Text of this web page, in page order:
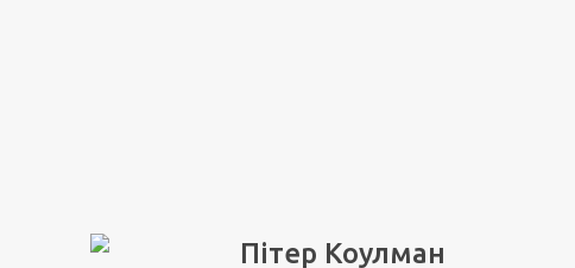
Пітер Коулман